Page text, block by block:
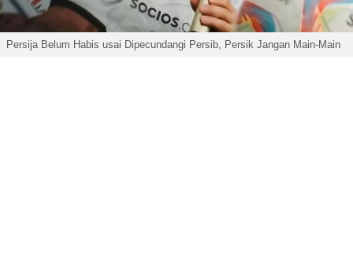
Persija Belum Habis usai Dipecundangi Persib, Persik Jangan Main-Main